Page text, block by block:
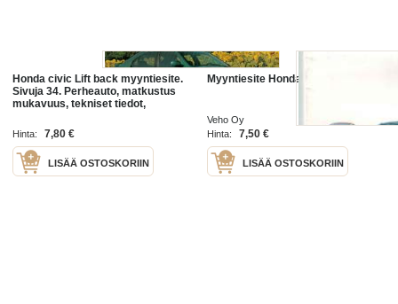
Honda civic Lift back myyntiesite.
Sivuja 34. Perheauto, matkustus
mukavuus, tekniset tiedot,
esitetty
Hinta: 7,80 €
LISÄÄ OSTOSKORIIN
Myyntiesite Honda Civic v.1992.
Veho Oy
Hinta:
7,50 €
LISÄÄ OSTOSKORIIN